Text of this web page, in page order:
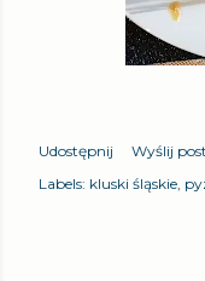
Udostępnij
Wyślij
Labels: kluski śląskie